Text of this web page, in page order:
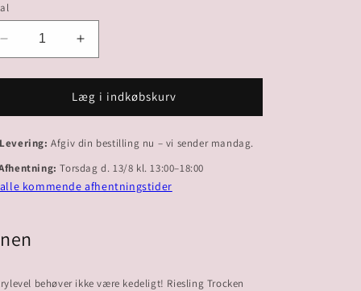
Reducer
antallet
for
Riesling
Øg
antallet
for
2023
Riesling
Læg i indkøbskurv
Afgiv din bestilling nu – vi sender mandag.
Torsdag d. 13/8 kl. 13:00–18:00
alle kommende afhentningstider
behøver ikke være kedeligt! Riesling Trocken